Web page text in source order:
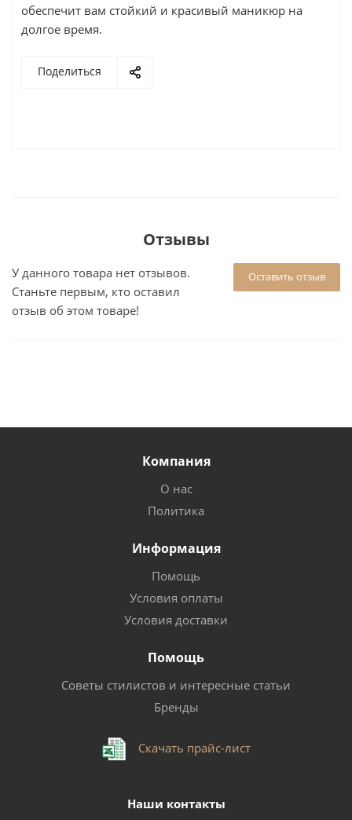
обеспечит вам стойкий и красивый маникюр на
долгое время.
Поделиться
Отзывы
Оставить отзыв
У данного товара нет отзывов.
Станьте первым, кто оставил
отзыв об этом товаре!
Компания
О нас
Политика
Информация
Помощь
Условия оплаты
Условия доставки
Помощь
Советы стилистов и интересные статьи
Бренды
Скачать прайс-лист
Наши контакты